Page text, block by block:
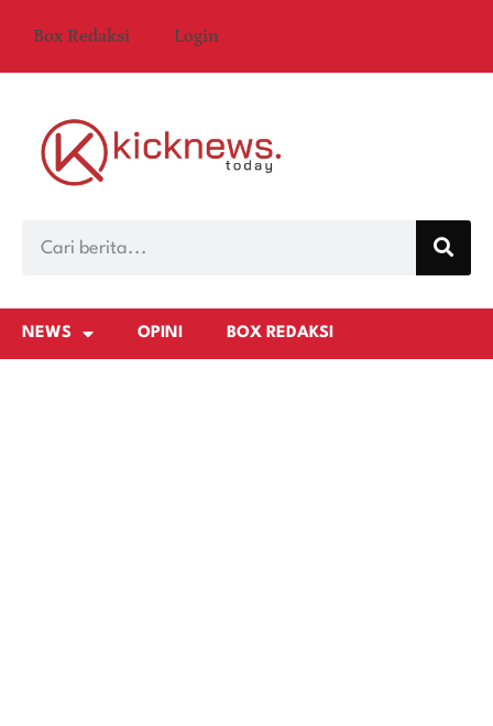
Box Redaksi Login
NEWS OPINI BOX REDAKSI